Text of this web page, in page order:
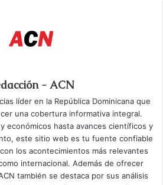
- ACN
líder en la República Dominicana que
una cobertura informativa integral.
económicos hasta avances científicos y
este sitio web es tu fuente confiable
los acontecimientos más relevantes
internacional. Además de ofrecer
también se destaca por sus análisis